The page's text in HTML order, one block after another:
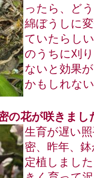
ったら、ど
綿ぼうしに
ていたらし
のうちに刈
ないと効果
かもしれな
の花が咲きまし
生育が遅い
密、昨年、
定植しまし